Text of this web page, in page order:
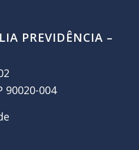
PREVIDÊNCIA –
90020-004